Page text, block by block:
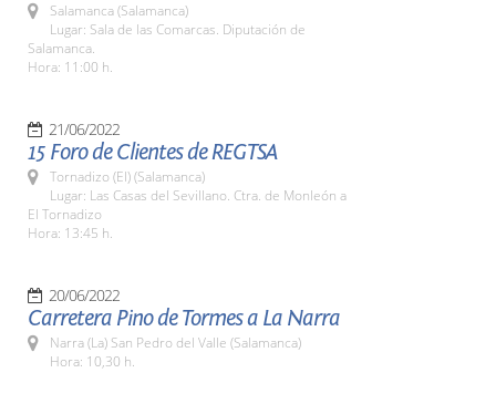
Salamanca (Salamanca)
Lugar: Sala de las Comarcas. Diputación de
Salamanca.
Hora: 11:00 h.
21/06/2022
15 Foro de Clientes de REGTSA
Tornadizo (El) (Salamanca)
Lugar: Las Casas del Sevillano. Ctra. de Monleón a
El Tornadizo
Hora: 13:45 h.
20/06/2022
Carretera Pino de Tormes a La Narra
Narra (La) San Pedro del Valle (Salamanca)
Hora: 10,30 h.